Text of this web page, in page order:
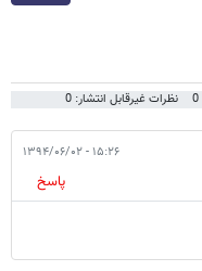
نظرات غیرقابل انتشار: 0
۱۵:۲۶ - ۱۳۹۴/۰۶/۰۲
پاسخ